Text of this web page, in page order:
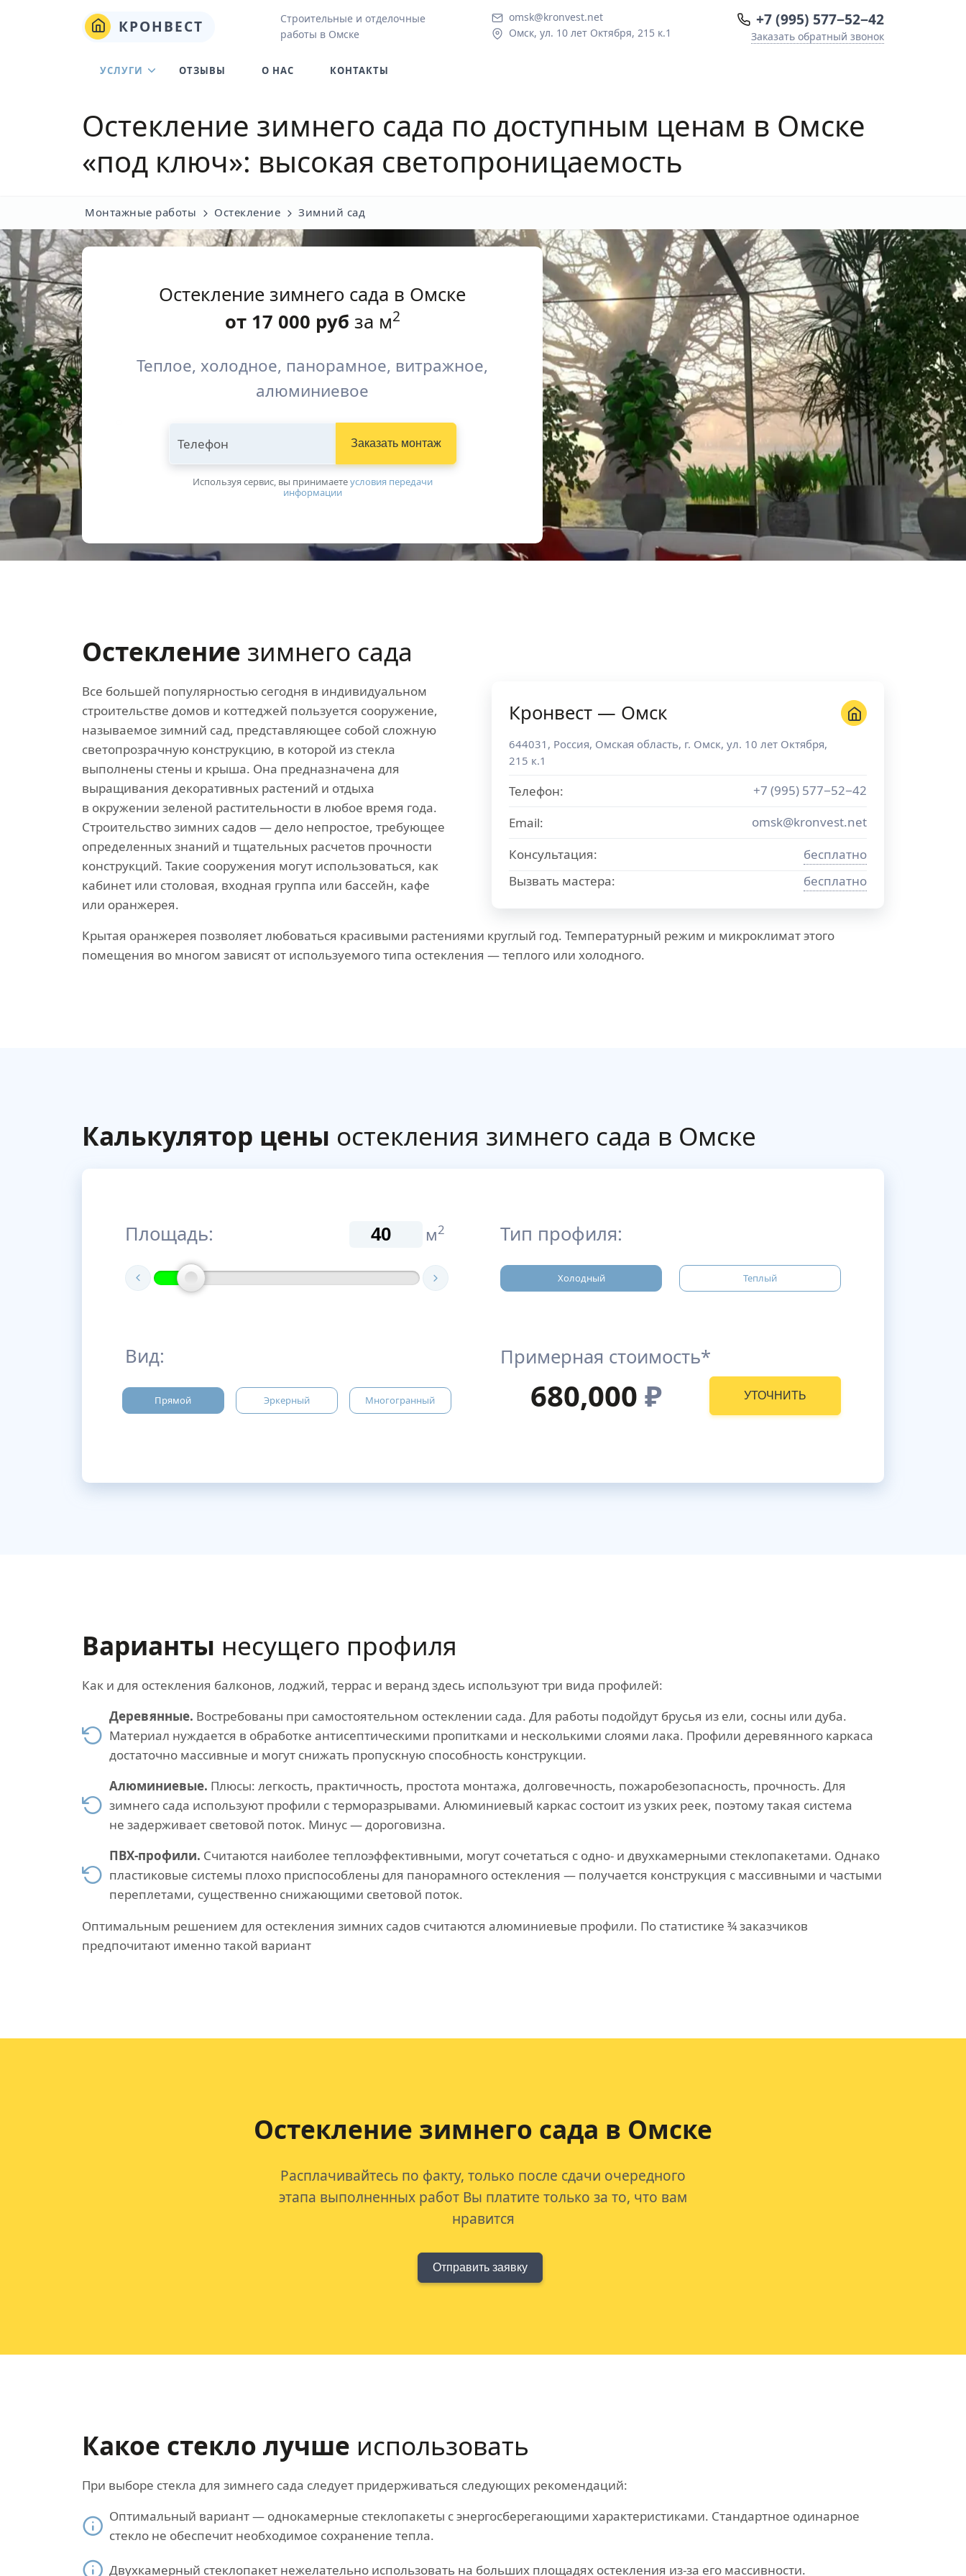
КРОНВЕСТ
Строительные и отделочные
работы в Омске
omsk@kronvest.net
Омск, ул. 10 лет Октября, 215 к.1
+7 (995) 577−52−42
Заказать обратный звонок
УСЛУГИ ОТЗЫВЫ О НАС КОНТАКТЫ
Остекление зимнего сада по доступным ценам в Омске
«под ключ»: высокая светопроницаемость
Монтажные работы Остекление Зимний сад
Остекление зимнего сада в Омске
от 17 000 руб за м2
Теплое, холодное, панорамное, витражное,
алюминиевое
Телефон Заказать монтаж
Используя сервис, вы принимаетeусловия передачи
информации
Остекление зимнего сада
Все большей популярностью сегодня в индивидуальном
строительстве домов и коттеджей пользуется сооружение,
называемое зимний сад, представляющее собой сложную
светопрозрачную конструкцию, в которой из стекла
выполнены стены и крыша. Она предназначена для
выращивания декоративных растений и отдыха
в окружении зеленой растительности в любое время года.
Строительство зимних садов — дело непростое, требующее
определенных знаний и тщательных расчетов прочности
конструкций. Такие сооружения могут использоваться, как
кабинет или столовая, входная группа или бассейн, кафе
или оранжерея.
Кронвест — Омск
644031 , Россия, Омская область, г. Омск, ул. 10 лет Октября,
215 к.1
Телефон:
+7 (995) 577−52−42
Email:
omsk@kronvest.net
Консультация:
бесплатно
Вызвать мастера:
бесплатно
Крытая оранжерея позволяет любоваться красивыми растениями круглый год. Температурный режим и микроклимат этого
помещения во многом зависят от используемого типа остекления — теплого или холодного.
Калькулятор цены остекления зимнего сада в Омске
Площадь: м2
Вид:
Прямой Эркерный Многогранный
Тип профиля:
Холодный Теплый
Примерная стоимость*
680,000 ₽ УТОЧНИТЬ
Варианты несущего профиля
Как и для остекления балконов, лоджий, террас и веранд здесь используют три вида профилей:
Деревянные. Востребованы при самостоятельном остеклении сада. Для работы подойдут брусья из ели, сосны или дуба.
Материал нуждается в обработке антисептическими пропитками и несколькими слоями лака. Профили деревянного каркаса
достаточно массивные и могут снижать пропускную способность конструкции.
Алюминиевые. Плюсы: легкость, практичность, простота монтажа, долговечность, пожаробезопасность, прочность. Для
зимнего сада используют профили с терморазрывами. Алюминиевый каркас состоит из узких реек, поэтому такая система
не задерживает световой поток. Минус — дороговизна.
ПВХ-профили. Считаются наиболее теплоэффективными, могут сочетаться с одно- и двухкамерными стеклопакетами. Однако
пластиковые системы плохо приспособлены для панорамного остекления — получается конструкция с массивными и частыми
переплетами, существенно снижающими световой поток.
Оптимальным решением для остекления зимних садов считаются алюминиевые профили. По статистике ¾ заказчиков
предпочитают именно такой вариант
Остекление зимнего сада в Омске
Расплачивайтесь по факту, только после сдачи очередного
этапа выполненных работ Вы платите только за то, что вам
нравится
Отправить заявку
Какое стекло лучше использовать
При выборе стекла для зимнего сада следует придерживаться следующих рекомендаций:
Оптимальный вариант — однокамерные стеклопакеты с энергосберегающими характеристиками. Стандартное одинарное
стекло не обеспечит необходимое сохранение тепла.
Двухкамерный стеклопакет нежелательно использовать на больших площадях остекления из-за его массивности.